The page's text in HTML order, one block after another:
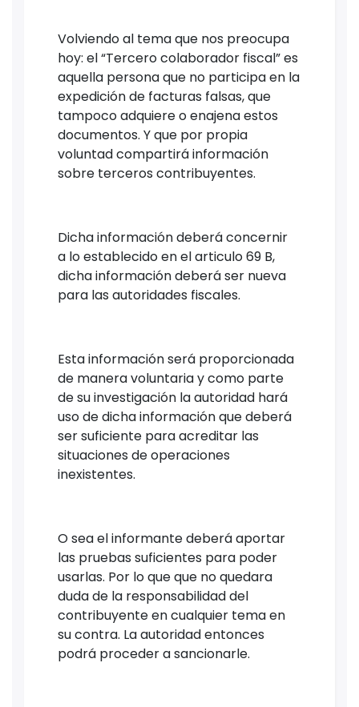
Volviendo al tema que nos preocupa
hoy: el “Tercero colaborador fiscal” es
aquella persona que no participa en la
expedición de facturas falsas, que
tampoco adquiere o enajena estos
documentos. Y que por propia
voluntad compartirá información
sobre terceros contribuyentes.
Dicha información deberá concernir
a lo establecido en el articulo 69 B,
dicha información deberá ser nueva
para las autoridades fiscales.
Esta información será proporcionada
de manera voluntaria y como parte
de su investigación la autoridad hará
uso de dicha información que deberá
ser suficiente para acreditar las
situaciones de operaciones
inexistentes.
O sea el informante deberá aportar
las pruebas suficientes para poder
usarlas. Por lo que que no quedara
duda de la responsabilidad del
contribuyente en cualquier tema en
su contra. La autoridad entonces
podrá proceder a sancionarle.